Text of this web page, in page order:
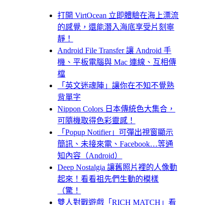
打開 VirtOcean 立即體驗在海上漂流
的感覺，還能潛入海底享受片刻寧
靜！
Android File Transfer 讓 Android 手
機、平板電腦與 Mac 連線、互相傳
檔
「英文迷魂陣」讓你在不知不覺熟
背單字
Nippon Colors 日本傳統色大集合，
可隨機取得色彩靈感！
「Popup Notifier」可彈出視窗顯示
簡訊、未接來電、Facebook…等通
知內容（Android）
Deep Nostalgia 讓舊照片裡的人像動
起來！看看祖先們生動的模樣
（驚！
雙人對戰遊戲「RICH MATCH」看